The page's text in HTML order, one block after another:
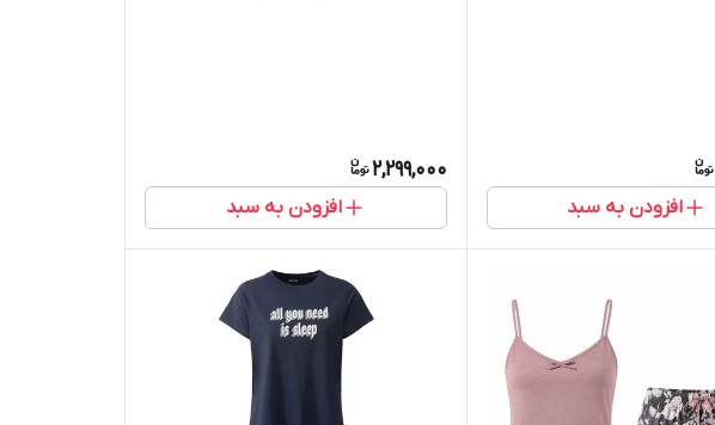
افزودن به سبد
2,299,000
افزودن به سبد